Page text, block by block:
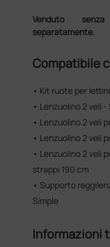
Venduto
separatamente.
Compatibile
• Kit ruote per
• Lenzuolino 2 veli -
• Lenzuolino 2 veli
• Lenzuolino 2 veli
• Lenzuolino 2 veli
strappi 190 cm
• Supporto
Simple
Informazioni